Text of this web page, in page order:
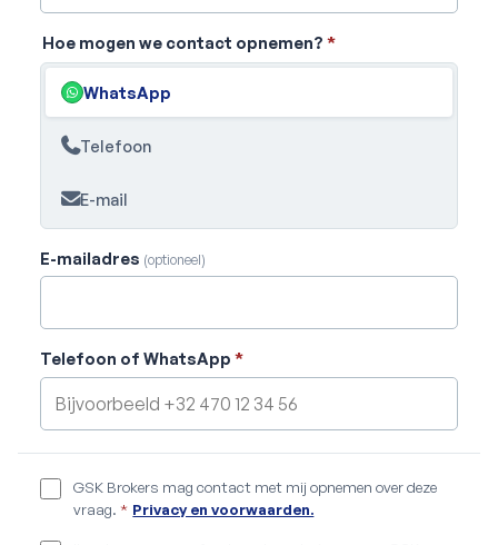
Hoe mogen we contact opnemen? *
WhatsApp
Telefoon
E-mail
E-mailadres (optioneel)
Telefoon of WhatsApp *
GSK Brokers mag contact met mij opnemen over deze
vraag.* Privacy en voorwaarden.